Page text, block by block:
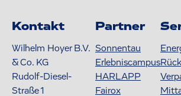
Kontakt
Wilhelm Hoyer B.V.
& Co. KG
Rudolf-Diesel-
Straße 1
Partner
Sonnentau
Erlebniscampus
HARLAPP
Fairox